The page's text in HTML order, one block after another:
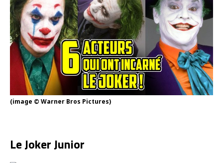
(image © Warner Bros Pictures)
Le Joker Junior